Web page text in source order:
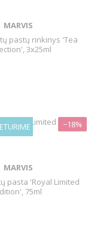
MARVIS
pastų rinkinys 'Tea
3x25ml
−18%
MARVIS
pasta 'Royal Limited
75ml